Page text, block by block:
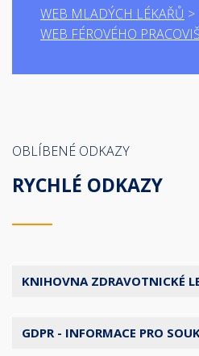
WEB MLADÝCH LÉKAŘŮ
WEB FÉROVÉHO
OBLÍBENÉ ODKAZY
RYCHLÉ ODKAZY
KNIHOVNA ZDRAVOTNICKÉ
GDPR - INFORMACE PRO